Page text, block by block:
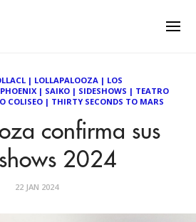
| LOLLAPALOOZA | LOS
PHOENIX| SAIKO | SIDESHOWS | TEATRO
COLISEO| THIRTY SECONDS TO MARS
confirma sus
2024
22 JAN 2024